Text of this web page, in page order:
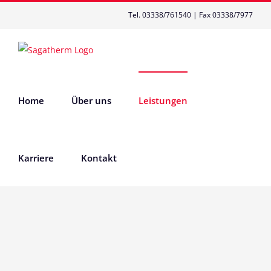
springen
Tel. 03338/761540 | Fax 03338/7977
Home Über uns Leistungen
Karriere Kontakt